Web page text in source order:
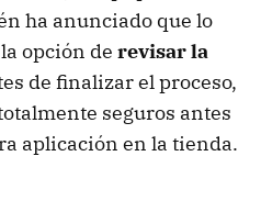
ha anunciado que lo
opción de revisar la
de finalizar el proceso,
seguros antes
aplicación en la tienda.